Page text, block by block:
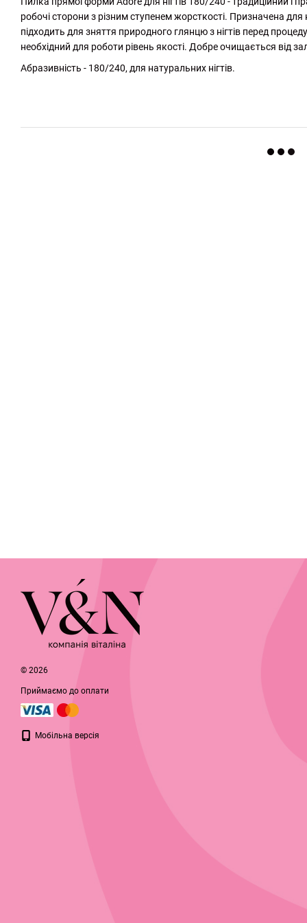
робочі сторони з різним ступенем жорсткості. Призначена
підходить для зняття природного глянцю з нігтів перед
необхідний для роботи рівень якості. Добре очищається від
Абразивність - 180/240, для натуральних нігтів.
© 2026
Приймаємо до оплати
Мобільна версія